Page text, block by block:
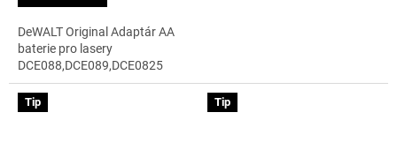
DeWALT Original Adaptár AA
baterie pro lasery
DCE088,DCE089,DCE0825
Tip Tip